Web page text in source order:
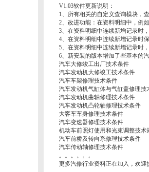
V1.03软件更新说明：
1、所有相关的自定义查询模块，
2、改进功能：在资料明细中，例
3、在资料明细中连续新增记录时
4、在资料明细中连续新增记录时
5、在资料明细中连续新增记录时
6、新安装的版本增加了些基本的
汽车大修竣工出厂技术条件
汽车发动机大修竣工技术条件
汽车车架修理技术条件
汽车发动机气缸体与气缸盖修理技
汽车发动机曲轴修理技术条件
汽车发动机凸轮轴修理技术条件
大客车车身修理技术条件
汽车变速器修理技术条件
机动车前照灯使用和光束调整技术
汽车前桥及转向系修理技术条件
汽车传动轴修理技术条件
。。。。。。
更多汽修行业资料正在加入，欢迎